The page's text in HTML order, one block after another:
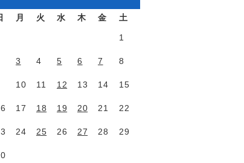
月 火 水 木 金 土
1
3 4 5 6 7 8
10 11 12 13 14 15
17 18 19 20 21 22
24 25 26 27 28 29